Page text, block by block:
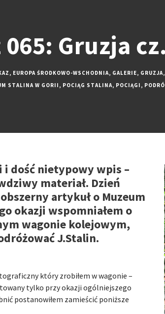
Gruzja
, EUROPA ŚRODKOWO-WSCHODNIA, GALERIE, GRUZJA,
STALINA W GORII , POCIĄG STALINA, POCIĄGI ,
dość nietypowy wpis –
materiał. Dzień
artykuł o Muzeum
okazji wspomniałem o
wagonie kolejowym,
J.Stalin.
który zrobiłem w wagonie –
tylko przy okazji ogólniejszego
postanowiłem zamieścić poniższe